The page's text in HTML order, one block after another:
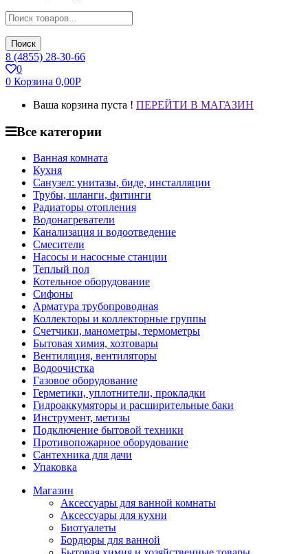
Поиск
8 (4855) 28-30-66
0
0 Корзина 0,00Р
Ваша корзина пуста ! ПЕРЕЙТИ В МАГАЗИН
Все категории
Ванная комната
Кухня
Санузел: унитазы, биде, инсталляции
Трубы, шланги, фитинги
Радиаторы отопления
Водонагреватели
Канализация и водоотведение
Смесители
Насосы и насосные станции
Теплый пол
Котельное оборудование
Сифоны
Арматура трубопроводная
Коллекторы и коллекторные группы
Счетчики, манометры, термометры
Бытовая химия, хозтовары
Вентиляция, вентиляторы
Водоочистка
Газовое оборудование
Герметики, уплотнители, прокладки
Гидроаккумяторы и расширительные баки
Инструмент, метизы
Подключение бытовой техники
Противопожарное оборудование
Сантехника для дачи
Упаковка
Магазин
Аксессуары для ванной комнаты
Аксессуары для кухни
Биотуалеты
Бордюры для ванной